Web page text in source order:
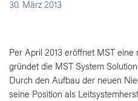
30. März 2013
Per April 2013 eröffnet MST
gründet die MST System
Durch den Aufbau der neuen
seine Position als